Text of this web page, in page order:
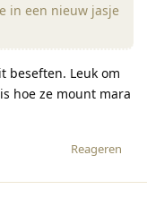
in een nieuw jasje
beseften. Leuk om
hoe ze mount mara
Reageren